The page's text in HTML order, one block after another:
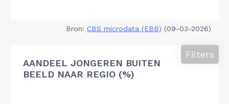
Bron: CBS microdata (EBB) (09-03-2026)
AANDEEL JONGEREN BUITEN
BEELD NAAR REGIO (%)
Filters